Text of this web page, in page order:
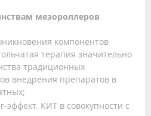
мезороллеров
компонентов
терапия значительно
традиционных
внедрения препаратов в
КИТ в совокупности с